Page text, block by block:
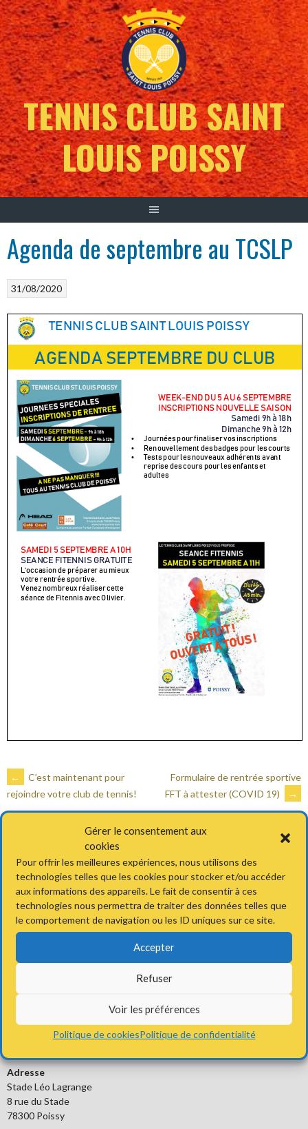
Gérer le consentement aux
cookies
Pour offrir les meilleures expériences, nous utilisons des
technologies telles que les cookies pour stocker et/ou accéder
aux informations des appareils. Le fait de consentir à ces
technologies nous permettra de traiter des données telles que
le comportement de navigation ou les ID uniques sur ce site.
Accepter
Refuser
Voir les préférences
Politique de cookiesPolitique de confidentialité
Aller
au
contenu
TENNIS CLUB SAINT
LOUIS POISSY
Agenda de septembre au TCSLP
31/08/2020
NAVIGATION
DES
ARTICLES
←
C’est maintenant pour
rejoindre votre club de tennis!
Formulaire de rentrée sportive
FFT à attester (COVID 19)
→
RETROUVEZ-NOUS
Adresse
Stade Léo Lagrange
8 rue du Stade
78300 Poissy